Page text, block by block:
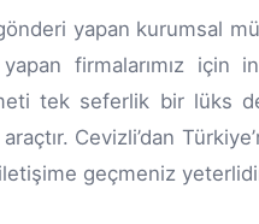
yapan kurumsal
firmalarımız için
tek seferlik bir lüks
araçtır. Cevizli’dan
geçmeniz